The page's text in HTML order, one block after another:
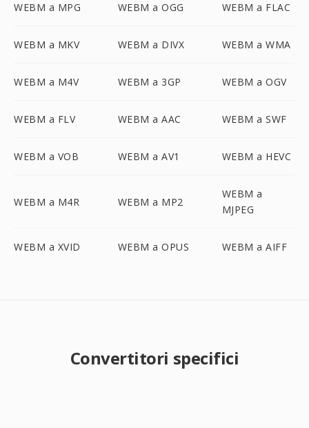
WEBM a MPG WEBM a OGG WEBM a FLAC
WEBM a MKV WEBM a DIVX WEBM a WMA
WEBM a M4V WEBM a 3GP WEBM a OGV
WEBM a FLV WEBM a AAC WEBM a SWF
WEBM a VOB WEBM a AV1 WEBM a HEVC
WEBM a M4R WEBM a MP2
WEBM a
MJPEG
WEBM a XVID WEBM a OPUS WEBM a AIFF
Convertitori specifici